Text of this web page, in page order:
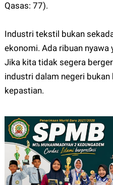
Qasas: 77).
Industri tekstil bukan
ekonomi. Ada ribuan nyawa
Jika kita tidak segera
industri dalam negeri bukan
kepastian.